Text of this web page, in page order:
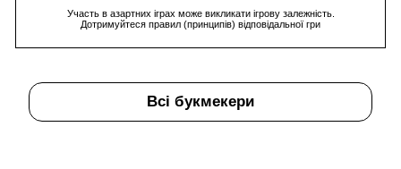
Участь в азартних іграх може викликати ігрову залежність.
Дотримуйтеся правил (принципів) відповідальної гри
Всі букмекери